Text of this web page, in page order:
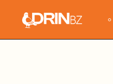
content